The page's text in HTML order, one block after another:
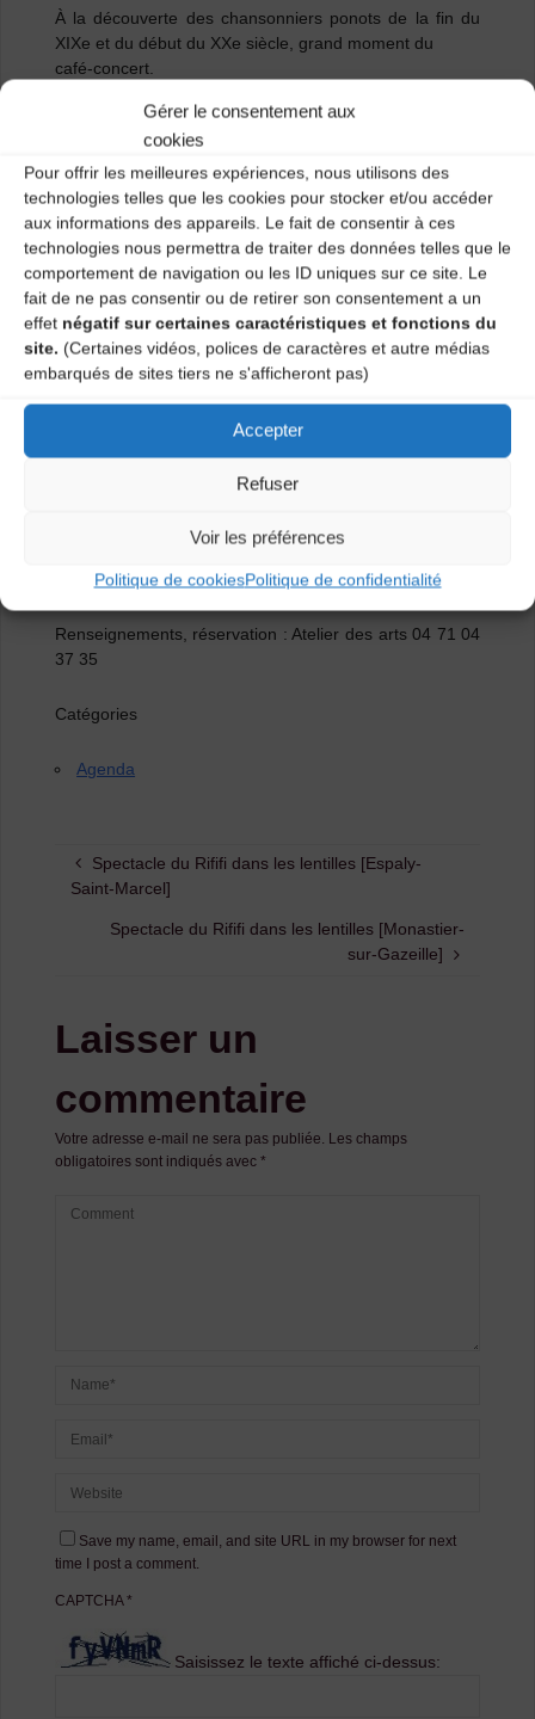
Gérer le consentement aux
cookies
Pour offrir les meilleures expériences, nous utilisons des
technologies telles que les cookies pour stocker et/ou accéder
aux informations des appareils. Le fait de consentir à ces
technologies nous permettra de traiter des données telles que le
comportement de navigation ou les ID uniques sur ce site. Le
fait de ne pas consentir ou de retirer son consentement a un
effet négatif sur certaines caractéristiques et fonctions du
site. (Certaines vidéos, polices de caractères et autre médias
embarqués de sites tiers ne s'afficheront pas)
Accepter
Refuser
Voir les préférences
Politique de cookiesPolitique de confidentialité
À la découverte des chansonniers ponots de la fin du
XIXe et du début du XXe siècle, grand moment du
café-concert.
musiciens vellaves ont écrit des chansons où
l’humour et l’ironie se mêlent à un brin d’esprit
cocardier.
Paul Girollet, le plus prolifique de tous, y côtoie des
paroliers comme Jehan Buhecker, Henri Langlais,
Henry Mouilhade ou des musiciens comme Jean
Pitacco, Régis Testud, Eugène Gaffet, et des
anonymes.
Tous chantent leur petite patrie, la rivalité séculaire
entre Le Puy et Espaly, les bons produits du pays,
avec un peu de causticité, sans se prendre au sérieux.
Didier Perre, voix et cabrette, recherche et choix du
Véronique Soignon, accordéon classique
Contact artistique :dperre@free.fr / 06 86 17 30 27
Renseignements, réservation : Atelier des arts 04 71 04
37 35
Catégories
Agenda
Spectacle du Rififi dans les lentilles [Espaly-
Saint-Marcel]
Spectacle du Rififi dans les lentilles [Monastier-
sur-Gazeille]
Laisser un
commentaire
Votre adresse e-mail ne sera pas publiée. Les champs
obligatoires sont indiqués avec *
Save my name, email, and site URL in my browser for next
time I post a comment.
CAPTCHA*
Saisissez le texte affiché ci-dessus: